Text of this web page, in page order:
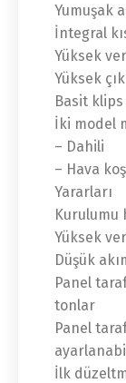
Yumuşak
İntegral
Yüksek
Yüksek
Basit
İki model
– Dahili
– Hava
Yararları
Kurulumu
Yüksek
Düşük
Panel
tonlar
Panel
İlk